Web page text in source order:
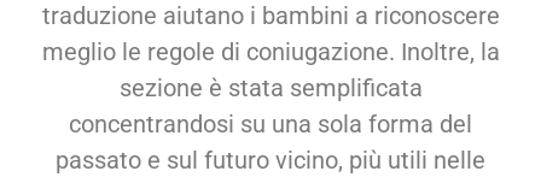
traduzione aiutano i bambini a riconoscere
meglio le regole di coniugazione. Inoltre, la
sezione è stata semplificata
concentrandosi su una sola forma del
passato e sul futuro vicino, più utili nelle